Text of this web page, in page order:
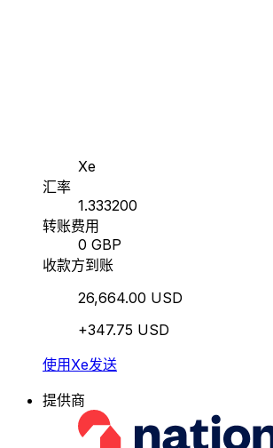
Xe
汇率
1.333200
转账费用
0 GBP
收款方到账
26,664.00 USD
+347.75 USD
使用Xe发送
提供商